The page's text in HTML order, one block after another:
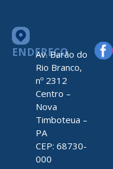
ENDEREÇO
Av. Barão do
Rio Branco,
nº 2312
Centro –
Nova
Timboteua –
PA
CEP: 68730-
000